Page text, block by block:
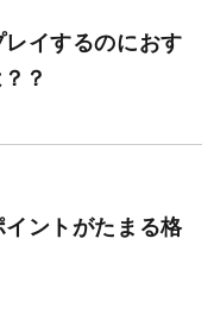
イするのにおす
？
ントがたまる格